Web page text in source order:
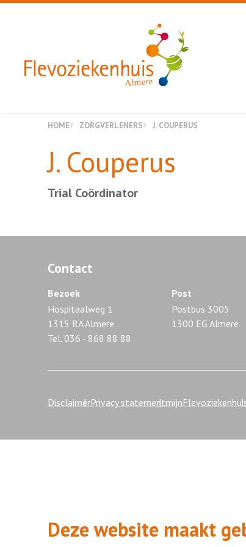
Almere
HOME ZORGVERLENERS J. COUPERUS
J. Couperus
Trial Coördinator
Contact
Bezoek
Hospitaalweg 1
1315 RA Almere
Tel. 036 - 868 88 88
Post
Postbus 3005
1300 EG Almere
DisclaimerPrivacy statement
Deze website maakt